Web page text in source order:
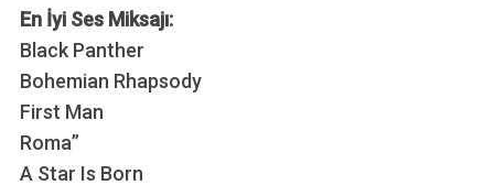
En İyi Ses Miksajı:
Black Panther
Bohemian Rhapsody
First Man
Roma”
A Star Is Born